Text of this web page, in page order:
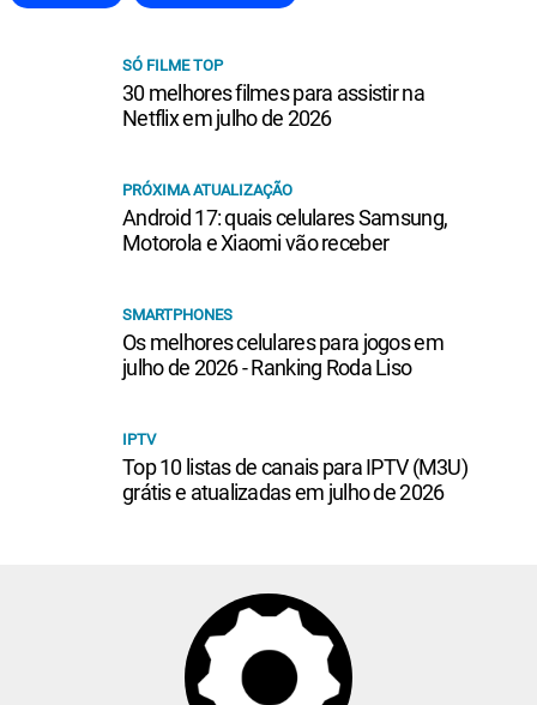
SÓ FILME TOP
30 melhores filmes para assistir na
Netflix em julho de 2026
PRÓXIMA ATUALIZAÇÃO
Android 17: quais celulares Samsung,
Motorola e Xiaomi vão receber
SMARTPHONES
Os melhores celulares para jogos em
julho de 2026 - Ranking Roda Liso
IPTV
Top 10 listas de canais para IPTV (M3U)
grátis e atualizadas em julho de 2026